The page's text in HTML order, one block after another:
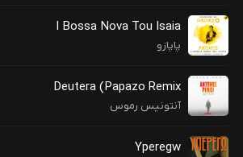
I Bossa Nova Tou Isaia
پاپازو
Deutera (Papazo Remix
آنتونیس رموس
Yperegw